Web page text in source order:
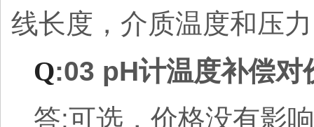
线长度，介质温度和压
Q:03 pH计温度补偿对
答:可选，价格没有影